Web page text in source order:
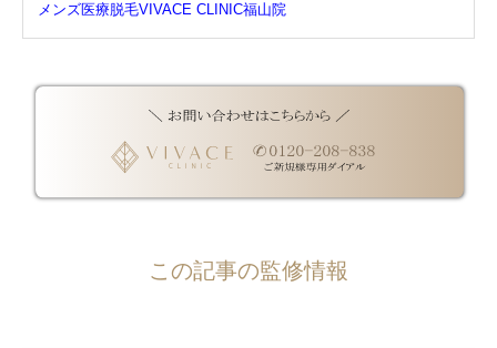
メンズ医療脱毛VIVACE CLINIC福山院
この記事の監修情報